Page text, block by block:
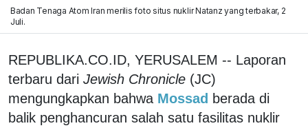
Badan Tenaga Atom Iran merilis foto situs nuklir Natanz yang terbakar, 2
Juli.
REPUBLIKA.CO.ID, YERUSALEM -- Laporan
terbaru dari Jewish Chronicle (JC)
mengungkapkan bahwa Mossad berada di
balik penghancuran salah satu fasilitas nuklir